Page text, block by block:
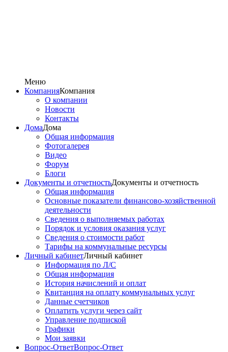
Меню
КомпанияКомпания
О компании
Новости
Контакты
ДомаДома
Общая информация
Фотогалерея
Видео
Форум
Блоги
Документы и отчетностьДокументы и отчетность
Общая информация
Основные показатели финансово-хозяйственной
деятельности
Сведения о выполняемых работах
Порядок и условия оказания услуг
Сведения о стоимости работ
Тарифы на коммунальные ресурсы
Личный кабинетЛичный кабинет
Информация по Л/С
Общая информация
История начислений и оплат
Квитанция на оплату коммунальных услуг
Данные счетчиков
Оплатить услуги через сайт
Управление подпиской
Графики
Мои заявки
Вопрос-ОтветВопрос-Ответ